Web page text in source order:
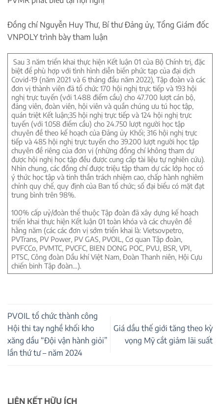
Đồng chí Nguyễn Huy Thư, Bí thư Đảng ủy, Tổng Giám đốc
VNPOLY trình bày tham luận
Sau 3 năm triển khai thực hiện Kết luận 01 của Bộ Chính trị, đặc
biệt để phù hợp với tình hình diễn biến phức tạp của đại dịch
Covid-19 (năm 2021 và 6 tháng đầu năm 2022), Tập đoàn và các
đơn vị thành viên đã tổ chức 170 hội nghị trực tiếp và 193 hội
nghị trực tuyến (với 1.488 điểm cầu) cho 47.700 lượt cán bộ,
đảng viên, đoàn viên, hội viên và quần chúng ưu tú học tập,
quán triệt Kết luận;35 hội nghị trực tiếp và 124 hội nghị trực
tuyến (với 1.058 điểm cầu) cho 24.750 lượt người học tập
chuyên đề theo kế hoạch của Đảng ủy Khối; 316 hội nghị trực
tiếp và 485 hội nghị trực tuyến cho 39.200 lượt người học tập
chuyên đề riêng của đơn vị (những đồng chí không tham dự
được hội nghị học tập đều được cung cấp tài liệu tự nghiên cứu).
Nhìn chung, các đồng chí được triệu tập tham dự các lớp học có
ý thức học tập và tinh thần trách nhiệm cao, chấp hành nghiêm
chỉnh quy chế, quy định của Ban tổ chức; số đại biểu có mặt đạt
trung bình trên 98%.
100% cấp uỷ/đoàn thể thuộc Tập đoàn đã xây dựng kế hoạch
triển khai thực hiện Kết luận 01 toàn khóa và các chuyên đề
hằng năm (các các đơn vị sớm triển khai là: Vietsovpetro,
PVTrans, PV Power, PV GAS, PVOIL, Cơ quan Tập đoàn,
PVFCCo, PVMTC, PVCFC, BIEN DONG POC, PVU, BSR, VPI,
PTSC, Công đoàn Dầu khí Việt Nam, Đoàn Thanh niên, Hội Cựu
chiến binh Tập đoàn…).
PVOIL tổ chức thành công
Hội thi tay nghề khối kho
xăng dầu “Đội vận hành giỏi”
lần thứ tư – năm 2024
Giá dầu thế giới tăng theo kỳ
vọng Mỹ cắt giảm lãi suất
LIÊN KẾT HỮU ÍCH